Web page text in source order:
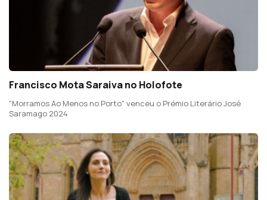
Francisco Mota Saraiva no Holofote
"Morramos Ao Menos no Porto" venceu o Prémio Literário José
Saramago 2024